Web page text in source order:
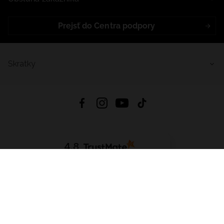
Prejsť do Centra podpory
4.8